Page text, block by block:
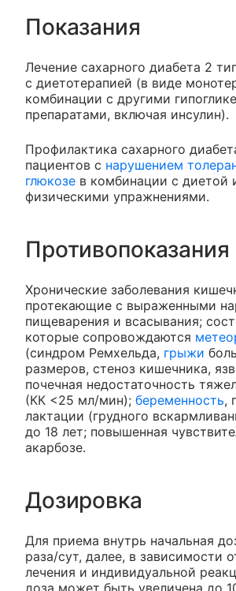
Показания
Лечение сахарного диабета 2
с диетотерапией (в виде
комбинации с другими
препаратами, включая инсулин).
Профилактика сахарного
пациентов с нарушением
глюкозе в комбинации с диетой
физическими упражнениями.
Противопоказания
Хронические заболевания
протекающие с выраженными
пищеварения и всасывания;
которые сопровождаются
(синдром Ремхельда, грыжи
размеров, стеноз кишечника,
почечная недостаточность
(КК <25 мл/мин); беременность,
лактации (грудного
до 18 лет; повышенная
акарбозе.
Дозировка
Для приема внутрь начальная
раза/сут, далее, в зависимости
лечения и индивидуальной
доза может быть увеличена до